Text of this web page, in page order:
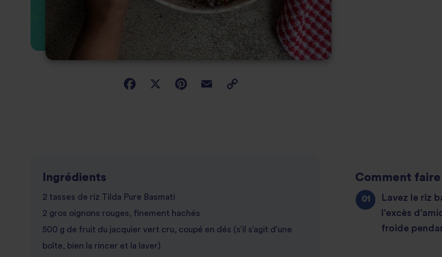
Ingrédients
2 tasses de riz Tilda Pure Basmati
2 gros oignons rouges, finement hachés
500 g de fruit du jacquier vert cru, coupé en dés (s’il s’agit d’une
boîte, bien la rincer et la laver)
Comment faire
Lavez le riz
l'excès
froide